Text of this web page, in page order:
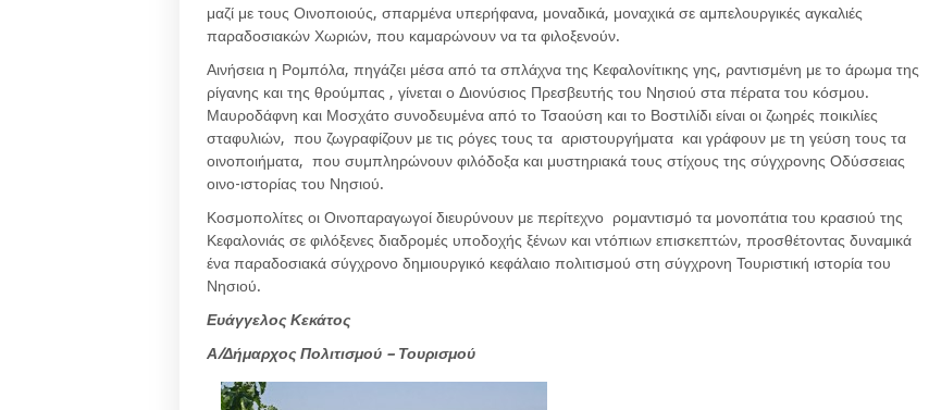
μαζί με τους Οινοποιούς, σπαρμένα υπερήφανα, μοναδικά, μοναχικά σε αμπελουργικές αγκαλιές
παραδοσιακών Χωριών, που καμαρώνουν να τα φιλοξενούν.
Αινήσεια η Ρομπόλα, πηγάζει μέσα από τα σπλάχνα της Κεφαλονίτικης γης, ραντισμένη με το άρωμα της
ρίγανης και της θρούμπας , γίνεται ο Διονύσιος Πρεσβευτής του Νησιού στα πέρατα του κόσμου.
Μαυροδάφνη και Μοσχάτο συνοδευμένα από το Τσαούση και το Βοστιλίδι είναι οι ζωηρές ποικιλίες
σταφυλιών, που ζωγραφίζουν με τις ρόγες τους τα αριστουργήματα και γράφουν με τη γεύση τους τα
οινοποιήματα, που συμπληρώνουν φιλόδοξα και μυστηριακά τους στίχους της σύγχρονης Οδύσσειας
οινο-ιστορίας του Νησιού.
Κοσμοπολίτες οι Οινοπαραγωγοί διευρύνουν με περίτεχνο ρομαντισμό τα μονοπάτια του κρασιού της
Κεφαλονιάς σε φιλόξενες διαδρομές υποδοχής ξένων και ντόπιων επισκεπτών, προσθέτοντας δυναμικά
ένα παραδοσιακά σύγχρονο δημιουργικό κεφάλαιο πολιτισμού στη σύγχρονη Τουριστική ιστορία του
Νησιού.
Ευάγγελος Κεκάτος
Α/Δήμαρχος Πολιτισμού – Τουρισμού